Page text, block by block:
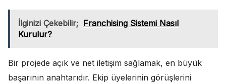
İlginizi Çekebilir; Franchising Sistemi Nasıl
Kurulur?
Bir projede açık ve net iletişim sağlamak, en büyük
başarının anahtarıdır. Ekip üyelerinin görüşlerini